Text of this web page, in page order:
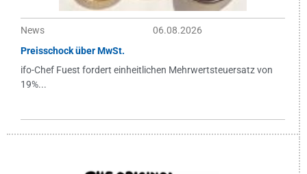
News
06.08.2026
Preisschock über MwSt.
ifo-Chef Fuest fordert einheitlichen Mehrwertsteuersatz von
19%...